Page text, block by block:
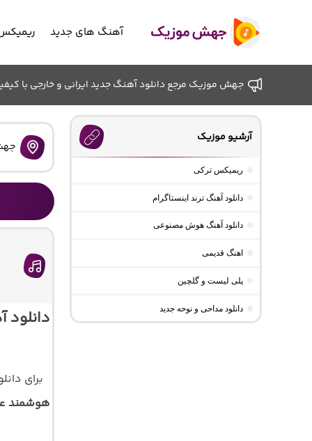
آهنگ های جدید
جهش موزیک مرجع دانلود آهنگ جدید ایرانی و خارجی با
برای
هوشمند
آرشیو موزیک
ریمیکس ترکی
دانلود آهنگ ترند اینستاگرام
دانلود آهنگ هوش مصنوعی
اهنگ قدیمی
پلی لیست و گلچین
دانلود مداحی و نوحه جدید